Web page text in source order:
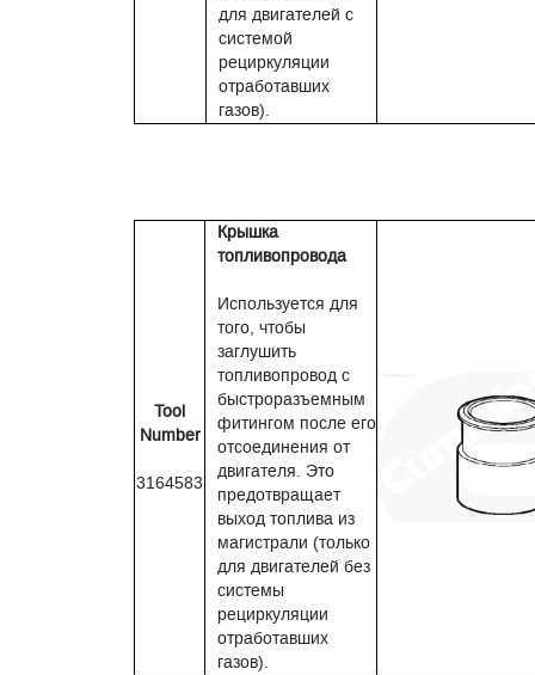
для двигателей с
системой
рециркуляции
отработавших
газов).
Tool
Number
3164583
Крышка
топливопровода
Используется для
того, чтобы
заглушить
топливопровод с
быстроразъемным
фитингом после его
отсоединения от
двигателя. Это
предотвращает
выход топлива из
магистрали (только
для двигателей без
системы
рециркуляции
отработавших
газов).